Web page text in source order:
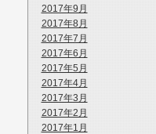
2017年9月
2017年8月
2017年7月
2017年6月
2017年5月
2017年4月
2017年3月
2017年2月
2017年1月